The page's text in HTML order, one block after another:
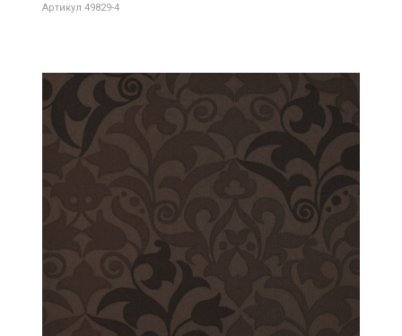
Артикул 49829-4